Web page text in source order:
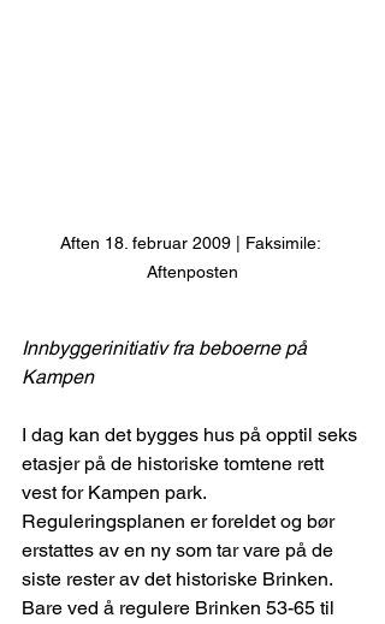
Aften 18. februar 2009 | Faksimile:
Aftenposten
Innbyggerinitiativ fra beboerne på
Kampen
I dag kan det bygges hus på opptil seks
etasjer på de historiske tomtene rett
vest for Kampen park.
Reguleringsplanen er foreldet og bør
erstattes av en ny som tar vare på de
siste rester av det historiske Brinken.
Bare ved å regulere Brinken 53-65 til